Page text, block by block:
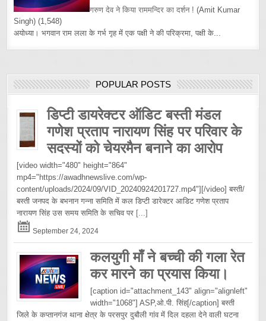
गरुण देव ने किया राममन्दिर का दर्शन ! (Amit Kumar
Singh) (1,548)
अयोध्या। भगवान राम लला के गर्भ गृह में एक पक्षी ने की परिक्रमा, पक्षी के...
POPULAR POSTS
डिप्टी डायरेक्टर ऑडिट बस्ती मंडल
गणेश प्रताप नारायण सिंह पर परिवार के
सदस्यों को चेयरमैन बनाने का आरोप
[video width="480" height="864"
mp4="https://awadhnewslive.com/wp-
content/uploads/2024/09/VID_20240924201727.mp4"][/video] बस्ती/
बस्ती जनपद के बभनान गन्ना समिति में कल डिप्टी डारेक्टर आडिट गणेश प्रताप
नारायण सिंह उस समय समिति के सचिव पर [...]
September 24, 2024
कलयुगी माँ ने बच्ची की गला रेत
कर मारने का प्रयास किया।
[caption id="attachment_143" align="alignleft"
width="1068"] ASP,ओ.पी. सिंह[/caption] बस्ती
जिले के कप्तानगंज थाना क्षेत्र के परसपुर दुबौली गांव में दिल दहला देने वाली घटना